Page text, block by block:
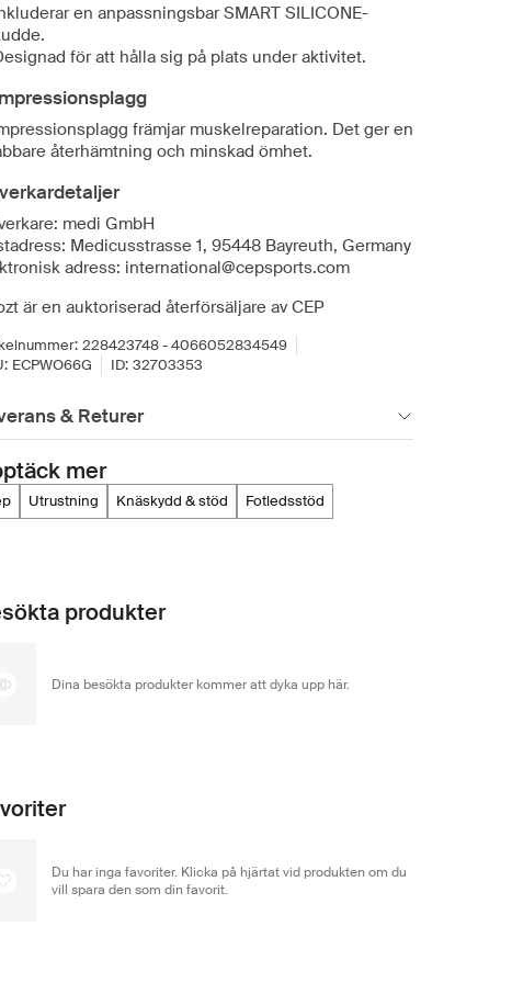
en anpassningsbar SMART SILICONE-
för att hålla sig på plats under aktivitet.
främjar muskelreparation. Det ger en
återhämtning och minskad ömhet.
medi GmbH
Medicusstrasse 1, 95448 Bayreuth, Germany
adress: international@cepsports.com
är en auktoriserad återförsäljare av CEP
228423748 - 4066052834549
ECPWO66G ID: 32703353
& Returer
mer
utrustning knäskydd & stöd fotledsstöd
produkter
Dina besökta produkter kommer att dyka upp här.
Du har inga favoriter. Klicka på hjärtat vid produkten om du
vill spara den som din favorit.